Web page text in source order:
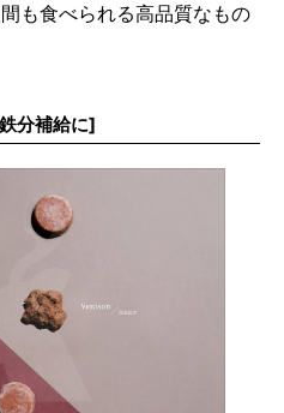
も食べられる高品質なもの
分補給に]